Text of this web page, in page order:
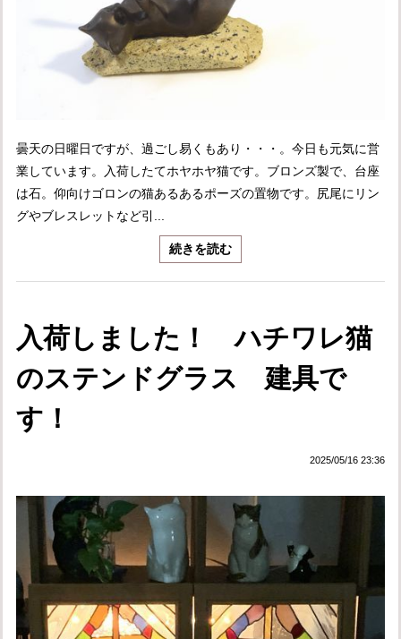
曇天の日曜日ですが、過ごし易くもあり・・・。今日も元気に営
業しています。入荷したてホヤホヤ猫です。ブロンズ製で、台座
は石。仰向けゴロンの猫あるあるポーズの置物です。尻尾にリン
グやブレスレットなど引...
続きを読む
入荷しました！ ハチワレ猫
のステンドグラス 建具で
す！
2025/05/16 23:36